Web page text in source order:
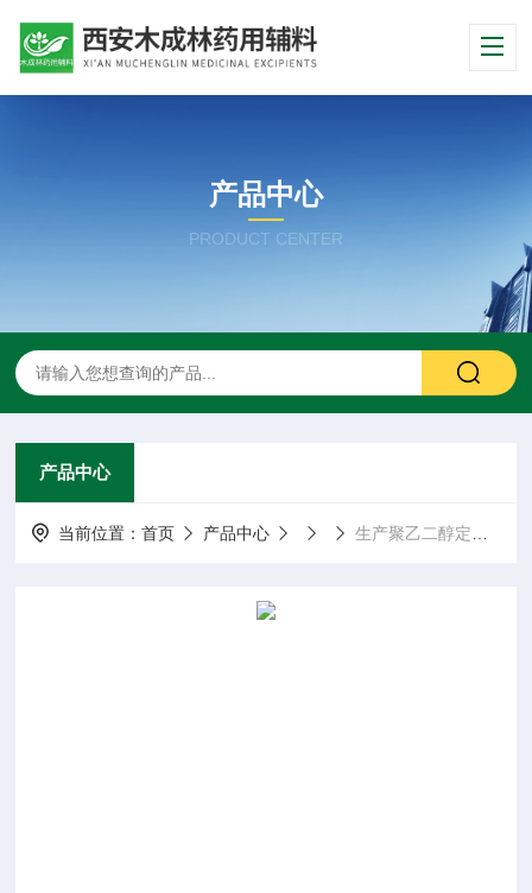
产品中心
PRODUCT CENTER
产品中心
当前位置：首页 产品中心 生产聚乙二醇定制 发货及时